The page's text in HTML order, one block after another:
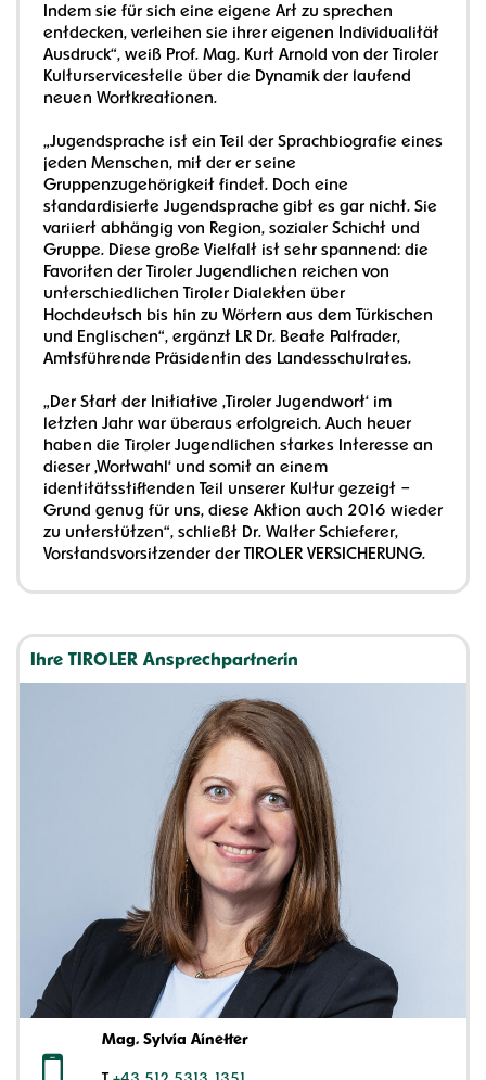
Indem sie für sich eine eigene Art zu sprechen
entdecken, verleihen sie ihrer eigenen Individualität
Ausdruck“, weiß Prof. Mag. Kurt Arnold von der Tiroler
Kulturservicestelle über die Dynamik der laufend
neuen Wortkreationen.
„Jugendsprache ist ein Teil der Sprachbiografie eines
jeden Menschen, mit der er seine
Gruppenzugehörigkeit findet. Doch eine
standardisierte Jugendsprache gibt es gar nicht. Sie
variiert abhängig von Region, sozialer Schicht und
Gruppe. Diese große Vielfalt ist sehr spannend: die
Favoriten der Tiroler Jugendlichen reichen von
unterschiedlichen Tiroler Dialekten über
Hochdeutsch bis hin zu Wörtern aus dem Türkischen
und Englischen“, ergänzt LR Dr. Beate Palfrader,
Amtsführende Präsidentin des Landesschulrates.
„Der Start der Initiative ,Tiroler Jugendwort‘ im
letzten Jahr war überaus erfolgreich. Auch heuer
haben die Tiroler Jugendlichen starkes Interesse an
dieser ,Wortwahl‘ und somit an einem
identitätsstiftenden Teil unserer Kultur gezeigt –
Grund genug für uns, diese Aktion auch 2016 wieder
zu unterstützen“, schließt Dr. Walter Schieferer,
Vorstandsvorsitzender der TIROLER VERSICHERUNG.
Ihre TIROLER Ansprechpartnerin
Mag. Sylvia Ainetter